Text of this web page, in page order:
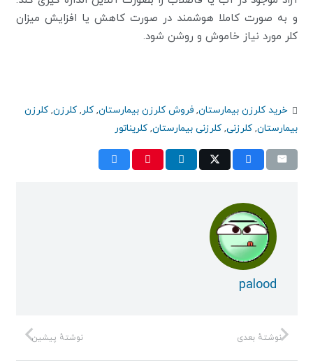
و به صورت کاملا هوشمند در صورت کاهش یا افزایش میزان
کلر مورد نیاز خاموش و روشن شود.
خرید کلرزن بیمارستان, فروش کلرزن بیمارستان, کلر, کلرزن, کلرزن
بیمارستان,کلرزنی,کلرزنی بیمارستان,کلریناتور
palood
نوشتهٔ پیشین نوشتهٔ بعدی